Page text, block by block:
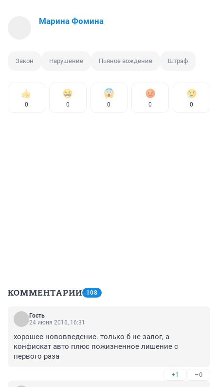
Марина Фомина
Закон Нарушение Пьяное вождение Штраф
0 0 0 0 0
КОММЕНТАРИИ 108
Гость
24 июня 2016, 16:31
хорошее нововведение. только б не залог, а
конфискат авто плюс пожизненное лишение с
первого раза
+1 –0